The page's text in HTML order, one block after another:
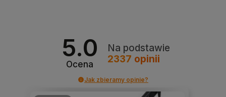
5.0
Ocena
Na podstawie
2337 opinii
Jak zbieramy opinie?